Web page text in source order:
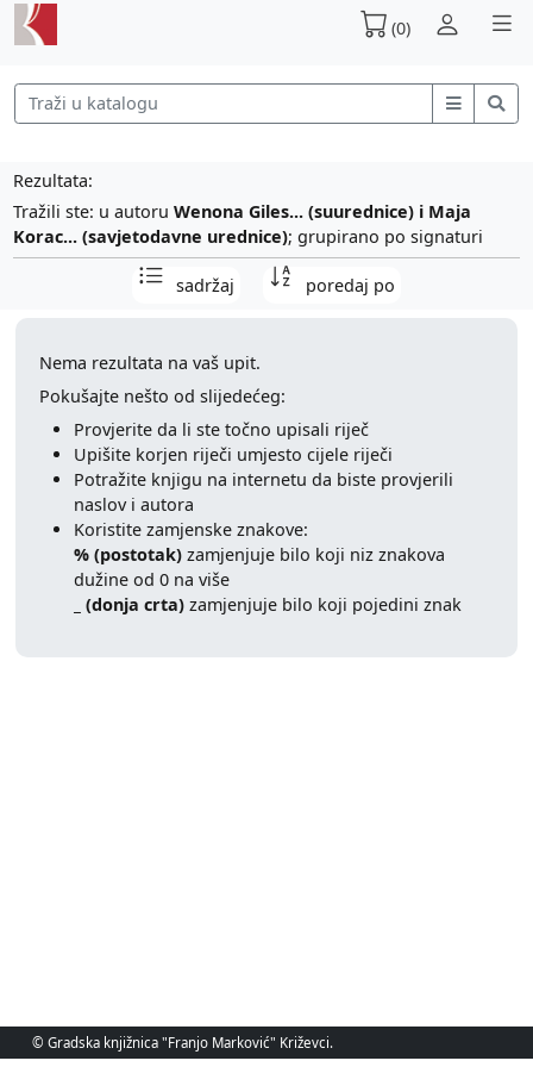
(0)
Rezultata:
Tražili ste: u autoru Wenona Giles... (suurednice) i Maja
Korac... (savjetodavne urednice); grupirano po signaturi
sadržaj poredaj po
Nema rezultata na vaš upit.
Pokušajte nešto od slijedećeg:
Provjerite da li ste točno upisali riječ
Upišite korjen riječi umjesto cijele riječi
Potražite knjigu na internetu da biste provjerili
naslov i autora
Koristite zamjenske znakove:
% (postotak) zamjenjuje bilo koji niz znakova
dužine od 0 na više
_ (donja crta) zamjenjuje bilo koji pojedini znak
© Gradska knjižnica "Franjo Marković" Križevci.